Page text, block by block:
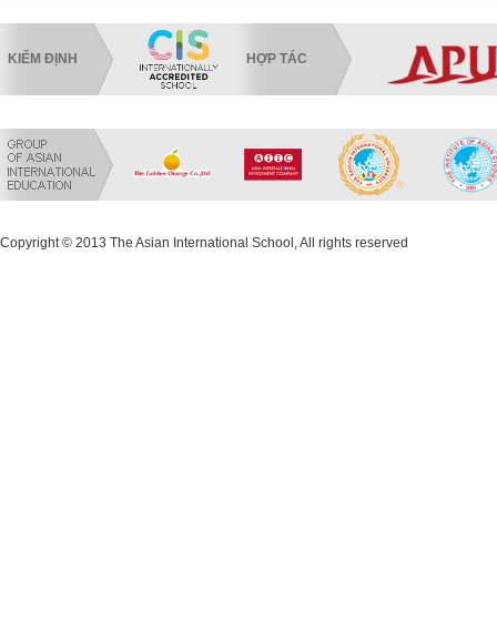
KIỂM ĐỊNH HỢP TÁC
Copyright © 2013 The Asian International School, All rights reserved